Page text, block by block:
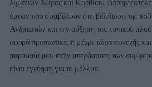
λιμανιών Χώρας και Κορθίου. Για την
έργων που συμβάλουν στη βελτίωση της
Ανδριωτών και την αύξηση του τοπικού
αφορά προσωπικά, η μέχρι τώρα συνεχής και
παρουσία μου στην υπεράσπιση των
είναι εγγύηση για το μέλλον.